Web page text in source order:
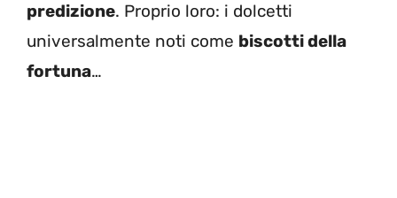
predizione. Proprio loro: i dolcetti
universalmente noti come biscotti della
fortuna…